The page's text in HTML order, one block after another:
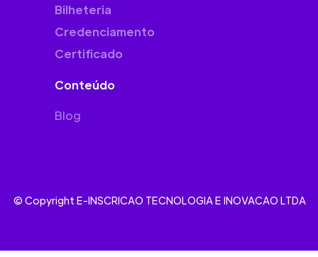
Bilheteria
Credenciamento
Certificado
Conteúdo
Blog
© Copyright E-INSCRICAO TECNOLOGIA E INOVACAO LTDA